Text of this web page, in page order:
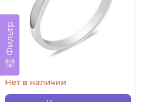
Фильтр
Нет в наличии